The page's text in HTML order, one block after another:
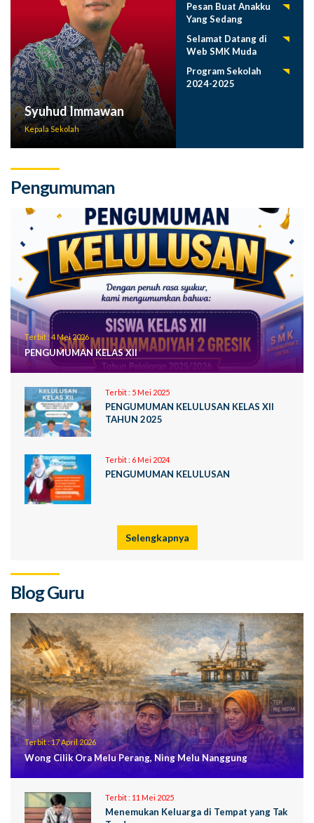
Syuhud Immawan
Kepala Sekolah
Muda 2025-2026
Pesan Buat Anakku
Yang Sedang
Selamat Datang di
Web SMK Muda
Program Sekolah
2024-2025
Pengumuman
Terbit : 4 Mei 2026
PENGUMUMAN KELAS XII
Terbit : 5 Mei 2025
PENGUMUMAN KELULUSAN KELAS XII
TAHUN 2025
Terbit : 6 Mei 2024
PENGUMUMAN KELULUSAN
Selengkapnya
Blog Guru
Terbit :17 April 2026
Wong Cilik Ora Melu Perang, Ning Melu Nanggung
Terbit : 11 Mei 2025
Menemukan Keluarga di Tempat yang Tak